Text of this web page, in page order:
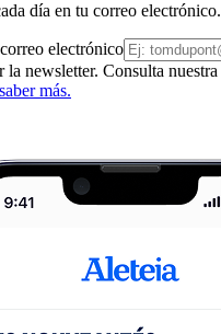
día en tu correo electrónico.
electrónico
la newsletter. Consulta nuestra
más.